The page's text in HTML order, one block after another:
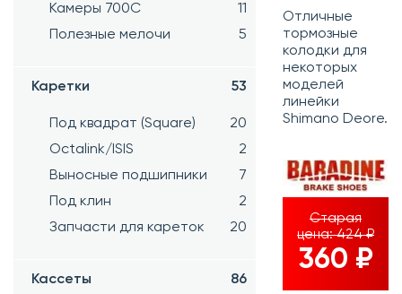
Камеры 700C
11
Полезные мелочи
5
Каретки 53
Под квадрат (Square)
20
Octalink/ISIS
2
Выносные подшипники
7
Под клин
2
Запчасти для кареток
20
Кассеты 86
Отличные
тормозные
колодки для
некоторых
моделей
линейки
Shimano Deore.
Старая
цена:424 ₽
360 ₽